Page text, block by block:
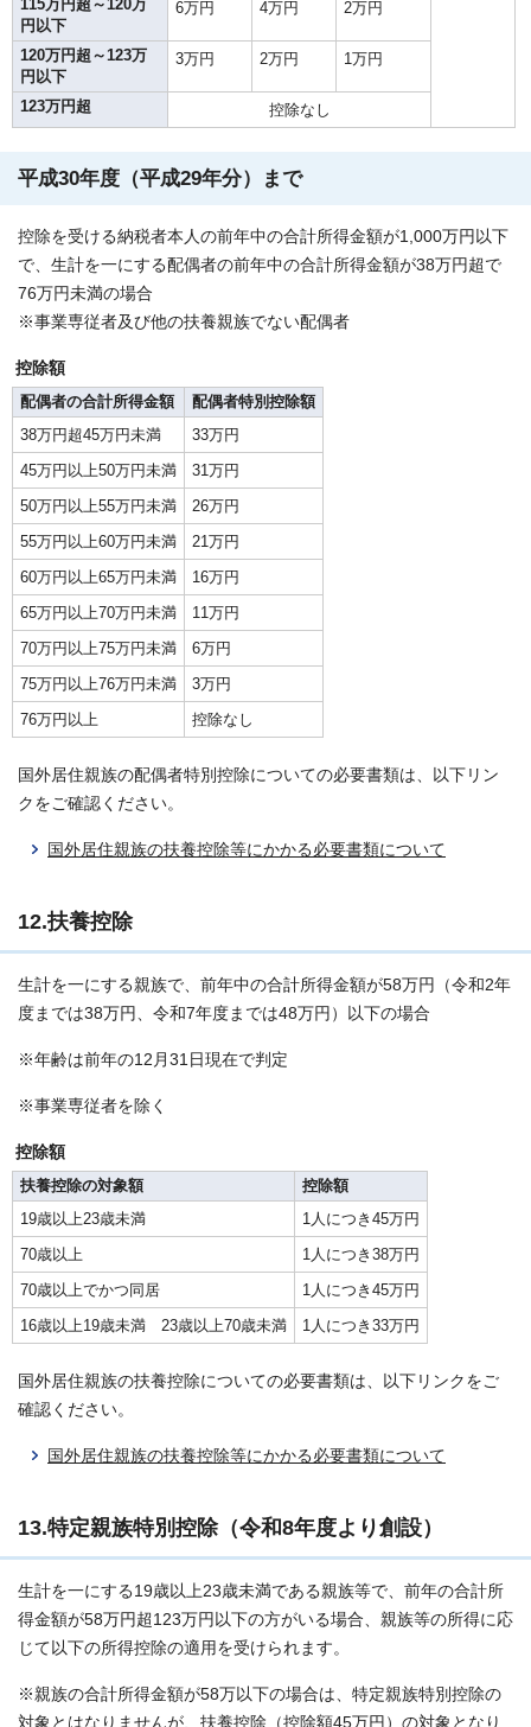
115万円超～120万
円以下
6万円 4万円 2万円
120万円超～123万
円以下
3万円 2万円 1万円
123万円超 控除なし
平成30年度（平成29年分）まで
控除を受ける納税者本人の前年中の合計所得金額が1,000万円以下
で、生計を一にする配偶者の前年中の合計所得金額が38万円超で
76万円未満の場合
※事業専従者及び他の扶養親族でない配偶者
控除額
配偶者の合計所得金額
配偶者特別控除額
38万円超45万円未満
33万円
45万円以上50万円未満
31万円
50万円以上55万円未満
26万円
55万円以上60万円未満
21万円
60万円以上65万円未満
16万円
65万円以上70万円未満
11万円
70万円以上75万円未満
6万円
75万円以上76万円未満
3万円
76万円以上
控除なし
国外居住親族の配偶者特別控除についての必要書類は、以下リン
クをご確認ください。
国外居住親族の扶養控除等にかかる必要書類について
12.扶養控除
生計を一にする親族で、前年中の合計所得金額が58万円（令和2年
度までは38万円、令和7年度までは48万円）以下の場合
※年齢は前年の12月31日現在で判定
※事業専従者を除く
控除額
扶養控除の対象額
控除額
19歳以上23歳未満
1人につき45万円
70歳以上
1人につき38万円
70歳以上でかつ同居
1人につき45万円
16歳以上19歳未満 23歳以上70歳未満
1人につき33万円
国外居住親族の扶養控除についての必要書類は、以下リンクをご
確認ください。
国外居住親族の扶養控除等にかかる必要書類について
13.特定親族特別控除（令和8年度より創設）
生計を一にする19歳以上23歳未満である親族等で、前年の合計所
得金額が58万円超123万円以下の方がいる場合、親族等の所得に応
じて以下の所得控除の適用を受けられます。
※親族の合計所得金額が58万以下の場合は、特定親族特別控除の
対象とはなりませんが、扶養控除（控除額45万円）の対象となり